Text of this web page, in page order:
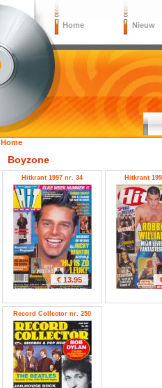
Home Nieuw
Home
Boyzone
Hitkrant 1997 nr. 34
€ 13.95
Hitkrant
Record Collector nr. 250